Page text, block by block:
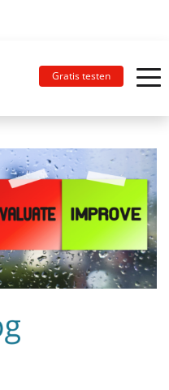
Gratis testen